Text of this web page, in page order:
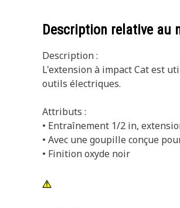
Description relative au
Description :
L'extension à impact Cat est
outils électriques.
Attributs :
• Entraînement 1/2 in,
• Avec une goupille conçue
• Finition oxyde noir